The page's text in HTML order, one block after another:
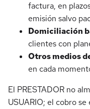
factura, en
emisión salvo
Domiciliación
clientes con
Otros medios
en cada
El PRESTADOR no
USUARIO; el cobro